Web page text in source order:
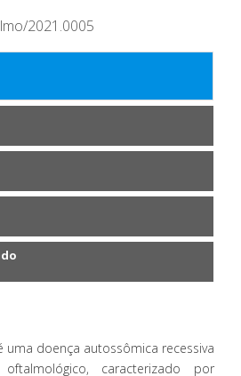
2021.0005
uma doença autossômica recessiva
caracterizado por